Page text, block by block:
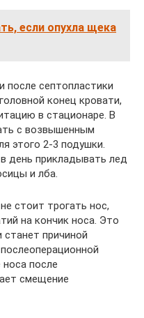
если опухла щека
после септопластики
конец кровати,
в стационаре. В
с возвышенным
этого 2-3 подушки.
день прикладывать лед
и лба.
стоит трогать нос,
на кончик носа. Это
причиной
после
смещение